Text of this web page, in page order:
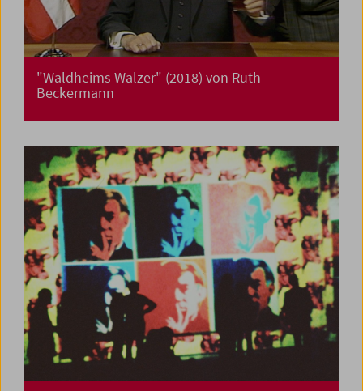
"Waldheims Walzer" (2018) von Ruth
Beckermann